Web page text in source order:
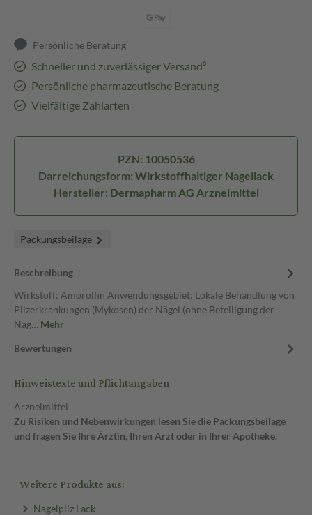
Persönliche Beratung
Schneller und zuverlässiger Versand³
Persönliche pharmazeutische Beratung
Vielfältige Zahlarten
PZN: 10050536
Darreichungsform: Wirkstoffhaltiger Nagellack
Hersteller: Dermapharm AG Arzneimittel
Packungsbeilage
Beschreibung
Wirkstoff: Amorolfin Anwendungsgebiet: Lokale Behandlung von
Pilzerkrankungen (Mykosen) der Nägel (ohne Beteiligung der
Nag… Mehr
Bewertungen
Hinweistexte und Pflichtangaben
Arzneimittel
Zu Risiken und Nebenwirkungen lesen Sie die Packungsbeilage
und fragen Sie Ihre Ärztin, Ihren Arzt oder in Ihrer Apotheke.
Weitere Produkte aus:
Nagelpilz Lack